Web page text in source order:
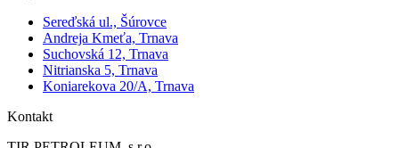
Sereďská ul., Šúrovce
Andreja Kmeťa, Trnava
Suchovská 12, Trnava
Nitrianska 5, Trnava
Koniarekova 20/A, Trnava
Kontakt